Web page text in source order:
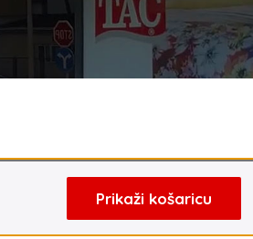
Prikaži košaricu